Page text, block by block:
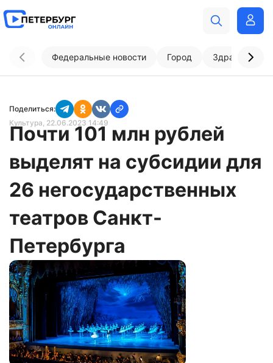
Федеральные новости Город
Поделиться:
Культура, 22.06.2023 14:49
Почти 101 млн рублей
выделят на субсидии для
26 негосударственных
театров Санкт-
Петербурга